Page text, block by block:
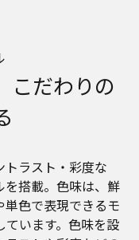
こだわりの
ラスト・彩度な
を搭載。色味は、鮮
色で表現できるモ
ています。色味を設